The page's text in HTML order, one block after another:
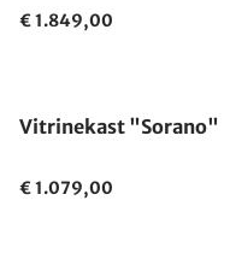
€ 1.849,00
Vitrinekast "Sorano"
€ 1.079,00